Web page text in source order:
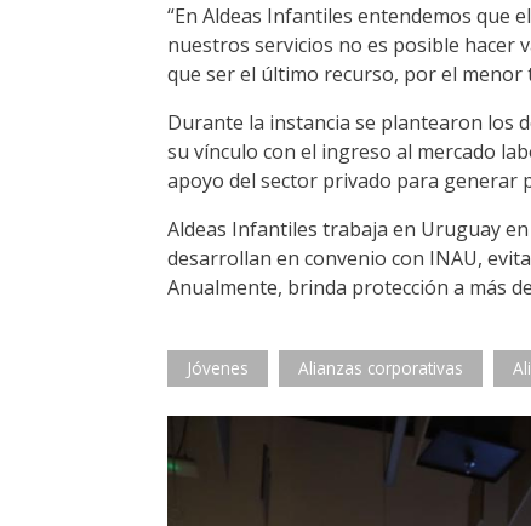
“En Aldeas Infantiles entendemos que
nuestros servicios no es posible hacer
que ser el último recurso, por el menor
Durante la instancia se plantearon los
su vínculo con el ingreso al mercado
apoyo del sector privado para generar
Aldeas Infantiles trabaja en Uruguay
desarrollan en convenio con INAU,
Anualmente, brinda protección a más
Jóvenes Alianzas corporativas